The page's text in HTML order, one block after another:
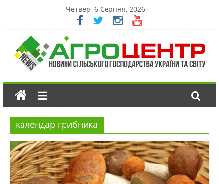
Четвер, 6 Серпня, 2026
календар грибника